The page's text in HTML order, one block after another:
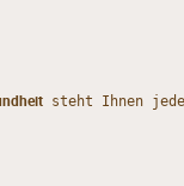
steht Ihnen